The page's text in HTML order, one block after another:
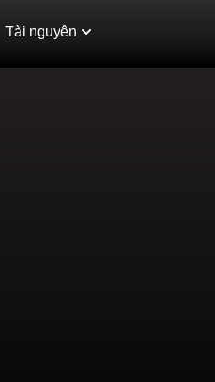
Tài nguyên